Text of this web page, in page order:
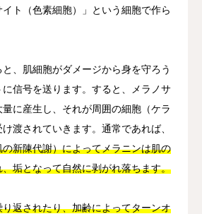
ト（色素細胞）」という細胞で作ら
、肌細胞がダメージから身を守ろう
信号を送ります。すると、メラノサ
に産生し、それが周囲の細胞（ケラ
渡されていきます。通常であれば、
新陳代謝）によってメラニンは肌の
垢となって自然に剥がれ落ちます。
返されたり、加齢によってターンオ